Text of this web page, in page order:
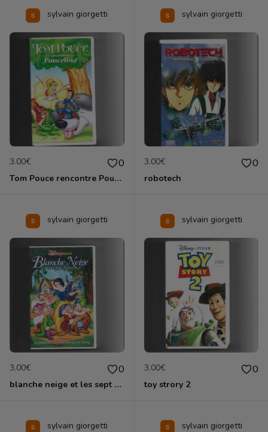
sylvain giorgetti
3.00€ 0
Tom Pouce rencontre Poucelina
sylvain giorgetti
3.00€ 0
robotech
sylvain giorgetti
3.00€ 0
blanche neige et les sept nains
sylvain giorgetti
3.00€ 0
toy strory 2
sylvain giorgetti sylvain giorgetti